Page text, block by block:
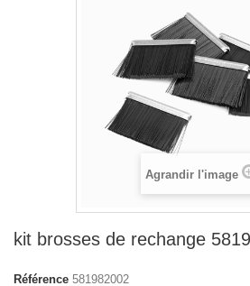
Agrandir l'image
kit brosses de rechange
Référence 581982002